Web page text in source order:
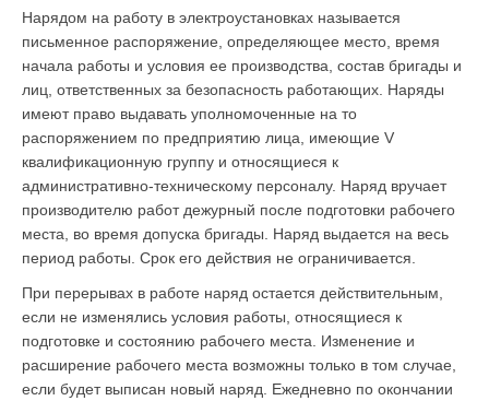
Нарядом на работу в электроустановках называется
письменное распоряжение, определяющее место, время
начала работы и условия ее производства, состав бригады и
лиц, ответственных за безопасность работающих. Наряды
имеют право выдавать уполномоченные на то
распоряжением по предприятию лица, имеющие V
квалификационную группу и относящиеся к
административно-техническому персоналу. Наряд вручает
производителю работ дежурный после подготовки рабочего
места, во время допуска бригады. Наряд выдается на весь
период работы. Срок его действия не ограничивается.
При перерывах в работе наряд остается действи­тельным,
если не изменялись условия работы, относящиеся к
подготовке и состоянию рабочего места. Изменение и
расширение рабочего места воз­можны только в том случае,
если будет выписан новый наряд. Ежедневно по окончании